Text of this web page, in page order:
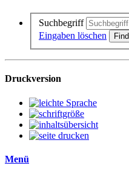
Suchbegriff
Eingaben löschen
Druckversion
Menü